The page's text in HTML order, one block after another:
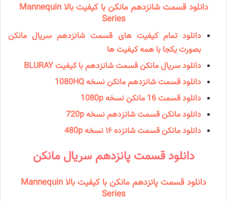
دانلود قسمت شانزدهم مانکن با کیفیت بالا Mannequin
Series
دانلود تمام کیفیت های قسمت شانزدهم سریال مانکن
بصورت یکجا با همه کیفیت ها
دانلود سریال مانكن قسمت شانزدهم با کیفیت BLURAY
دانلود قسمت شانزدهم مانکن نسخه 1080HQ
دانلود قسمت 16 مانكن نسخه 1080p
دانلود مانكن قسمت شانزدهم نسخه 720p
دانلود مانكن قسمت شانزده ۱۶ نسخه 480p
دانلود قسمت پانزدهم سریال مانكن
دانلود قسمت پانزدهم مانکن با کیفیت بالا Mannequin
Series